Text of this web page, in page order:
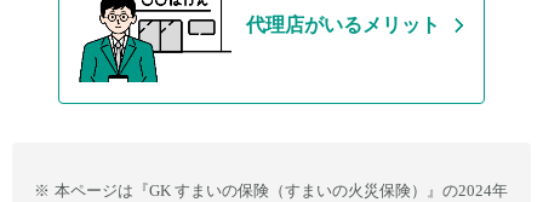
代理店がいるメリット
※ 本ページは『GK すまいの保険（すまいの火災保険）』の2024年